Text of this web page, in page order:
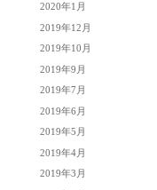
2020年1月
2019年12月
2019年10月
2019年9月
2019年7月
2019年6月
2019年5月
2019年4月
2019年3月